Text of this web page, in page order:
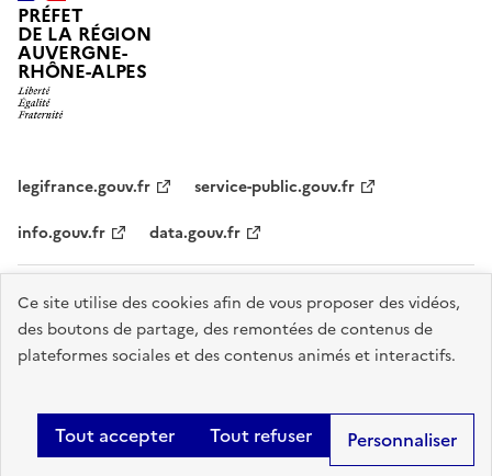
Ce site utilise des cookies afin de vous proposer des vidéos,
des boutons de partage, des remontées de contenus de
plateformes sociales et des contenus animés et interactifs.
Tout accepter Tout refuser Personnaliser
PRÉFET
DE LA RÉGION
AUVERGNE-
RHÔNE-ALPES
legifrance.gouv.fr
service-public.gouv.fr
info.gouv.fr
data.gouv.fr
Plan du site Données personnelles et cookies
Accessibilité :
partiellement conforme
Mentions légales Gestion des cookies